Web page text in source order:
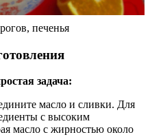
печенья
задача:
масло и сливки. Для
с высоким
масло с жирностью около